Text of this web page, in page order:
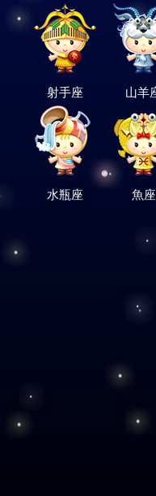
射手座 山羊
水瓶座 魚座